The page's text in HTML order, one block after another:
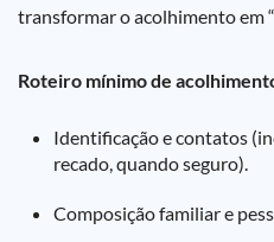
transformar o acolhimento em
Roteiro mínimo de
Identificação e contatos
recado, quando seguro).
Composição familiar e